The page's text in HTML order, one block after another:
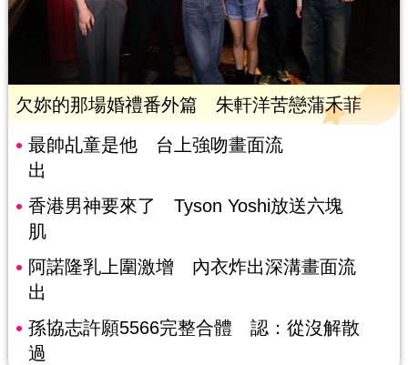
欠妳的那場婚禮番外篇 朱軒洋苦戀蒲禾菲
最帥乩童是他 台上強吻畫面流
出
香港男神要來了 Tyson Yoshi放送六塊
肌
阿諾隆乳上圍激增 內衣炸出深溝畫面流
出
孫協志許願5566完整合體 認：從沒解散
過